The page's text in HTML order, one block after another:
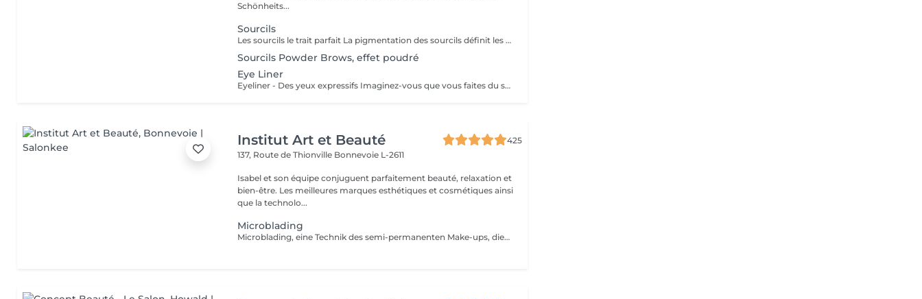
Schönheits...
Sourcils
Les sourcils le trait parfait La pigmentation des sourcils définit les traits de votre visage en créant un cadre optique. Le tracé du sourcil exprime votre état d'âme et peut même vous donner un aspect plus jeune. Mais les sourcils peuvent aussi pousser de manière très irrégulière jusqu'à ne plus pousser du tout. Dans ce cas le maquillage permanent est la solution idéale. On choisira une couleur qui vous correspond, ensuite on vous fera un dessin des sourcils au crayon. Quand on aura obtenu le résultat parfait, nous allons commencer à pigmenter des poils très fins. A partir de ce jour vous allez vous réveiller tous les matins avec des sourcils parfaits.
Sourcils Powder Brows, effet poudré
Eye Liner
Eyeliner - Des yeux expressifs Imaginez-vous que vous faites du sport, que vous allez vous baigner ou au sauna et que votre Eyeliner ne s'efface pas, ne coule pas plus jamais. Vos cils paraissent plus fournis et vos yeux sont plus expressifs grâce à un Eyeliner fin. L'Eyeliner est aussi la solution parfaite si vous portez des lentilles ou si vous avez des problèmes de vue ou bien si vous voulez tout simplement gagner du temps. Vous avez le choix entre un Eyeliner très fin et discret et un Eyeliner décoratif, tout comme vous le souhaitez. Dans tous les cas l'Eyeliner mettra vos yeux en valeur.
Institut Art et Beauté
425
137, Route de Thionville Bonnevoie L-2611
Isabel et son équipe conjuguent parfaitement beauté, relaxation et
bien-être. Les meilleures marques esthétiques et cosmétiques ainsi
que la technolo...
Microblading
Microblading, eine Technik des semi-permanenten Make-ups, die Ihren Augenbrauen durch eine Haar-für-Haar-Zeichnung wieder Form, Dichte und Definition verleiht mit einem ultra-natürlichen Ergebnis. Ideal, wenn Ihre Augenbrauen zu dünn, wenig dicht oder unregelmäßig sind. Microblading sorgt für einen strukturierten und harmonischen Blick ganz ohne tägliches Make-up. Sanfte und präzise Technik, hautschonend. Hochwertige Pigmente für ein dauerhaftes Ergebnis. Individuelle Beratung vor jeder Sitzung. Haltbarkeit: 12 bis 18 Monate. Gönnen Sie sich perfekte und elegante Augenbrauen jeden Tag.